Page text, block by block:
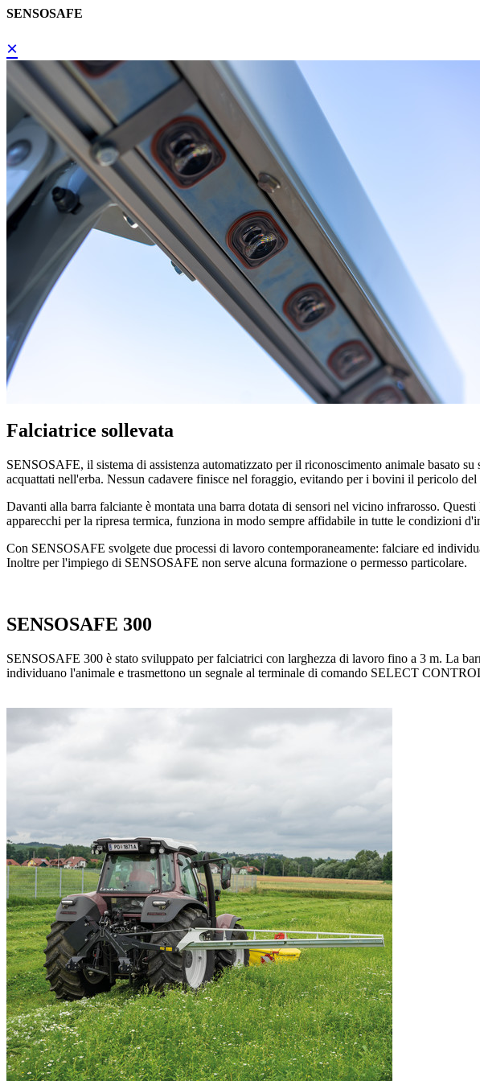
SENSOSAFE
×
Falciatrice sollevata
SENSOSAFE, il sistema di assistenza automatizzato per il riconoscimento animale basato
acquattati nell'erba. Nessun cadavere finisce nel foraggio, evitando per i bovini il pericolo
Davanti alla barra falciante è montata una barra dotata di sensori nel vicino infrarosso.
apparecchi per la ripresa termica, funziona in modo sempre affidabile in tutte le condizioni
Con SENSOSAFE svolgete due processi di lavoro contemporaneamente: falciare ed
Inoltre per l'impiego di SENSOSAFE non serve alcuna formazione o permesso particolare.
SENSOSAFE 300
SENSOSAFE 300 è stato sviluppato per falciatrici con larghezza di lavoro fino a 3 m. La
individuano l'animale e trasmettono un segnale al terminale di comando SELECT